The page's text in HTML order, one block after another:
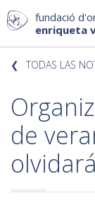
fundació
enriqueta
TODAS LAS
de